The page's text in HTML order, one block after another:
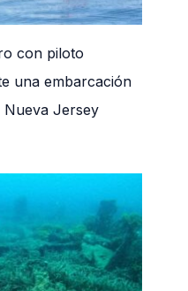
con piloto
una embarcación
Jersey